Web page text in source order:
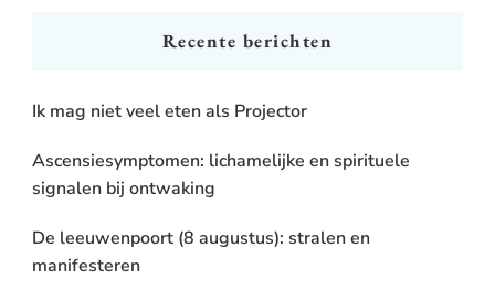
Recente berichten
Ik mag niet veel eten als Projector
Ascensiesymptomen: lichamelijke en spirituele
signalen bij ontwaking
De leeuwenpoort (8 augustus): stralen en
manifesteren